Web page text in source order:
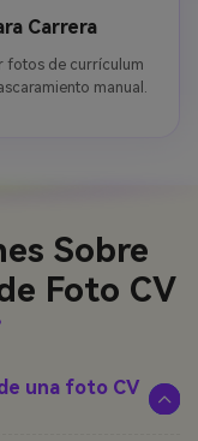
Carrera
fotos de currículum
manual.
Sobre
Foto CV
una foto CV